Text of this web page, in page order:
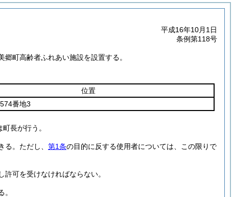
平成16年10月1日
条例第118号
町高齢者ふれあい施設を設置する。
位置
番地3
長が行う。
。 ただし、 第1条の目的に反する使用者については、この限りで
可を受けなければならない。